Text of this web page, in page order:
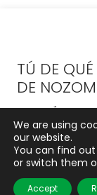
TÚ DE
DE
Ver más
We are using
our website.
You can find
or switch them
Accept